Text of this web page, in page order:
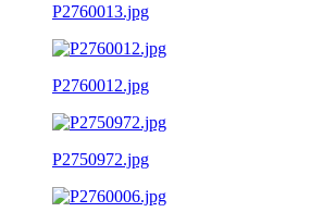
P2760013.jpg
P2760012.jpg
P2750972.jpg